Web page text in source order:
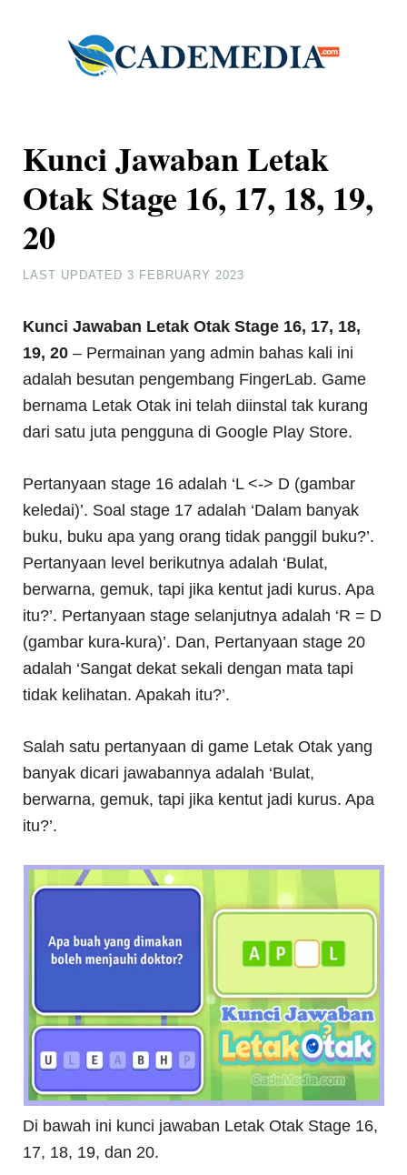
Kunci Jawaban Letak
Otak Stage 16, 17, 18, 19,
20
LAST UPDATED 3 FEBRUARY 2023
Kunci Jawaban Letak Otak Stage 16, 17, 18,
19, 20 – Permainan yang admin bahas kali ini
adalah besutan pengembang FingerLab. Game
bernama Letak Otak ini telah diinstal tak kurang
dari satu juta pengguna di Google Play Store.
Pertanyaan stage 16 adalah ‘L <-> D (gambar
keledai)’. Soal stage 17 adalah ‘Dalam banyak
buku, buku apa yang orang tidak panggil buku?’.
Pertanyaan level berikutnya adalah ‘Bulat,
berwarna, gemuk, tapi jika kentut jadi kurus. Apa
itu?’. Pertanyaan stage selanjutnya adalah ‘R = D
(gambar kura-kura)’. Dan, Pertanyaan stage 20
adalah ‘Sangat dekat sekali dengan mata tapi
tidak kelihatan. Apakah itu?’.
Salah satu pertanyaan di game Letak Otak yang
banyak dicari jawabannya adalah ‘Bulat,
berwarna, gemuk, tapi jika kentut jadi kurus. Apa
itu?’.
Di bawah ini kunci jawaban Letak Otak Stage 16,
17, 18, 19, dan 20.